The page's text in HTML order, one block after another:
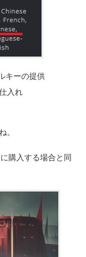
キーの提供
入れ
。
購入する場合と同